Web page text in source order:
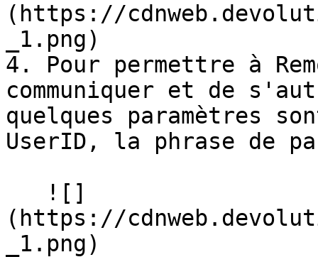
(https://
_1.png)
4. Pour permettre à
communiquer et de
quelques paramètres
UserID, la phrase de
(https://
_1.png)